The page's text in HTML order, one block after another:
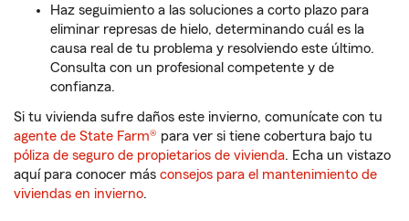
Haz seguimiento a las soluciones a corto plazo para
eliminar represas de hielo, determinando cuál es la
causa real de tu problema y resolviendo este último.
Consulta con un profesional competente y de
confianza.
Si tu vivienda sufre daños este invierno, comunícate con tu
agente de State Farm® para ver si tiene cobertura bajo tu
póliza de seguro de propietarios de vivienda. Echa un vistazo
aquí para conocer más consejos para el mantenimiento de
viviendas en invierno.